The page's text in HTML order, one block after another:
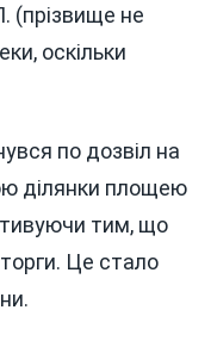
(прізвище не
оскільки
по дозвіл на
ділянки площею
тим, що
Це стало